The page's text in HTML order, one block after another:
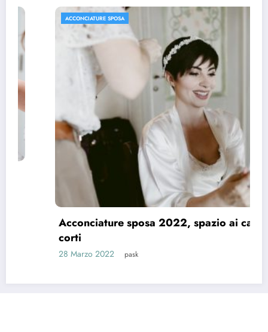
ACCONCIATURE SPOSA
Acconciature sposa 2022, spazio ai capelli
28 Marzo 2022 pask